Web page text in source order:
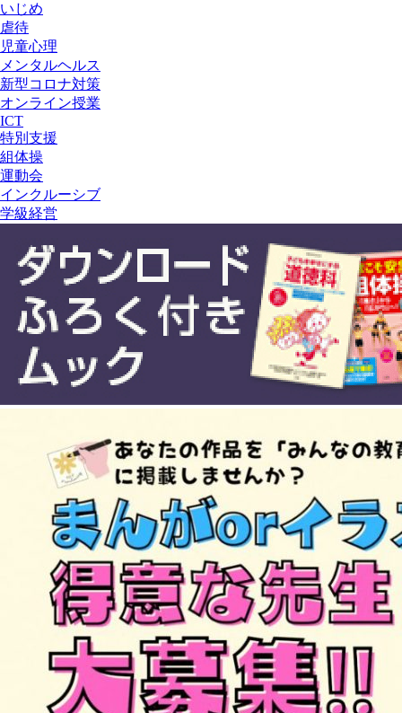
いじめ
虐待
児童心理
メンタルヘルス
新型コロナ対策
オンライン授業
ICT
特別支援
組体操
運動会
インクルーシブ
学級経営